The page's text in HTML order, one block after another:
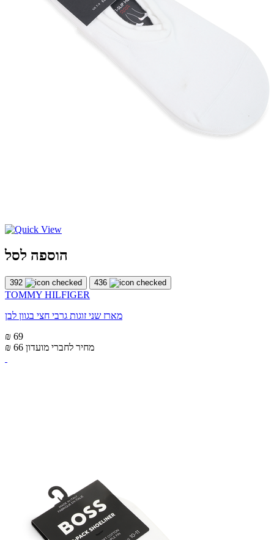
הוספה לסל
392 436
TOMMY HILFIGER
מארז שני זוגות גרבי חצי בגוון לבן
₪ 69
₪ 66 מחיר לחברי מועדון